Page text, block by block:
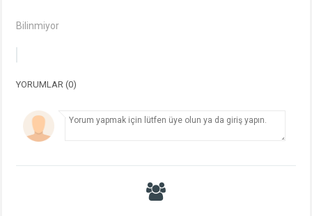
Bilinmiyor
YORUMLAR (0)